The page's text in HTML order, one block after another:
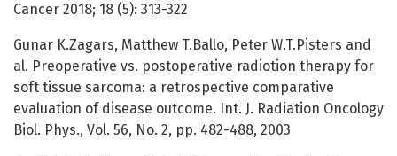
Cancer 2018; 18 (5): 313-322
Gunar K.Zagars, Matthew T.Ballo, Peter W.T.Pisters and
al. Preoperative vs. postoperative radiotion therapy for
soft tissue sarcoma: a retrospective comparative
evaluation of disease outcome. Int. J. Radiation Oncology
Biol. Phys., Vol. 56, No. 2, pp. 482-488, 2003